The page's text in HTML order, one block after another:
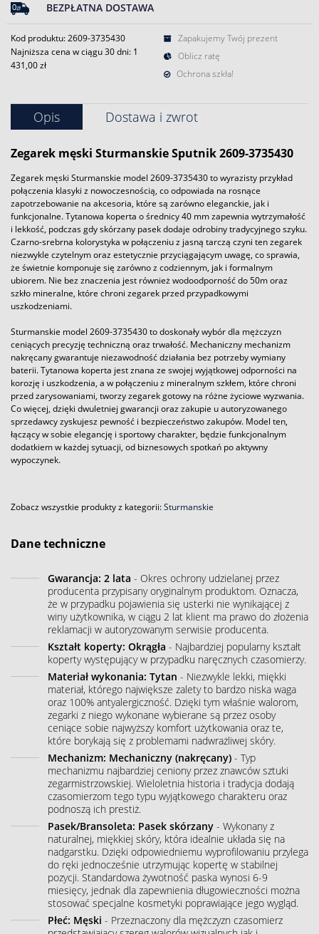
BEZPŁATNA DOSTAWA
Kod produktu: 2609-3735430
Najniższa cena w ciągu 30 dni: 1
431,00 zł
Zapakujemy Twój prezent
Oblicz ratę
Ochrona szkła!
Opis Dostawa i zwrot
Zegarek męski SturmanskieSputnik 2609-3735430
Zegarek męski Sturmanskie model 2609-3735430 to wyrazisty przykład
połączenia klasyki z nowoczesnością, co odpowiada na rosnące
zapotrzebowanie na akcesoria, które są zarówno eleganckie, jak i
funkcjonalne. Tytanowa koperta o średnicy 40 mm zapewnia wytrzymałość
i lekkość, podczas gdy skórzany pasek dodaje odrobiny tradycyjnego szyku.
Czarno-srebrna kolorystyka w połączeniu z jasną tarczą czyni ten zegarek
niezwykle czytelnym oraz estetycznie przyciągającym uwagę, co sprawia,
że świetnie komponuje się zarówno z codziennym, jak i formalnym
ubiorem. Nie bez znaczenia jest również wodoodporność do 50m oraz
szkło mineralne, które chroni zegarek przed przypadkowymi
uszkodzeniami.
Sturmanskie model 2609-3735430 to doskonały wybór dla mężczyzn
ceniących precyzję techniczną oraz trwałość. Mechaniczny mechanizm
nakręcany gwarantuje niezawodność działania bez potrzeby wymiany
baterii. Tytanowa koperta jest znana ze swojej wyjątkowej odporności na
korozję i uszkodzenia, a w połączeniu z mineralnym szkłem, które chroni
przed zarysowaniami, tworzy zegarek gotowy na różne życiowe wyzwania.
Co więcej, dzięki dwuletniej gwarancji oraz zakupie u autoryzowanego
sprzedawcy zyskujesz pewność i bezpieczeństwo zakupów. Model ten,
łączący w sobie elegancję i sportowy charakter, będzie funkcjonalnym
dodatkiem w każdej sytuacji, od biznesowych spotkań po aktywny
wypoczynek.
Zobacz wszystkie produkty z kategorii:Sturmanskie
Dane techniczne
Gwarancja: 2 lata - Okres ochrony udzielanej przez
producenta przypisany oryginalnym produktom. Oznacza,
że w przypadku pojawienia się usterki nie wynikającej z
winy użytkownika, w ciągu 2 lat klient ma prawo do złożenia
reklamacji w autoryzowanym serwisie producenta.
Kształt koperty: Okrągła - Najbardziej popularny kształt
koperty występujący w przypadku naręcznych czasomierzy.
Materiał wykonania: Tytan - Niezwykle lekki, miękki
materiał, którego największe zalety to bardzo niska waga
oraz 100% antyalergiczność. Dzięki tym właśnie walorom,
zegarki z niego wykonane wybierane są przez osoby
ceniące sobie najwyższy komfort użytkowania oraz te,
które borykają się z problemami nadwrażliwej skóry.
Mechanizm: Mechaniczny (nakręcany) - Typ
mechanizmu najbardziej ceniony przez znawców sztuki
zegarmistrzowskiej. Wieloletnia historia i tradycja dodają
czasomierzom tego typu wyjątkowego charakteru oraz
podnoszą ich prestiż.
Pasek/Bransoleta: Pasek skórzany - Wykonany z
naturalnej, miękkiej skóry, która idealnie układa się na
nadgarstku. Dzięki odpowiedniemu wyprofilowaniu przylega
do ręki jednocześnie utrzymując kopertę w stabilnej
pozycji. Standardowa żywotność paska wynosi 6-9
miesięcy, jednak dla zapewnienia długowieczności można
stosować specjalne kosmetyki poprawiające jego wygląd.
Płeć: Męski - Przeznaczony dla mężczyzn czasomierz